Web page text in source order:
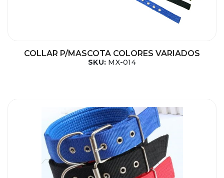
COLLAR P/MASCOTA COLORES VARIADOS
SKU: MX-014